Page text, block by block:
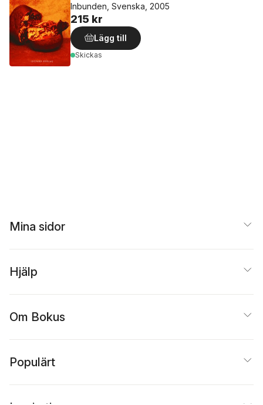
Inbunden, Svenska, 2005
215 kr
Lägg till
Skickas
Mina sidor
Hjälp
Om Bokus
Populärt